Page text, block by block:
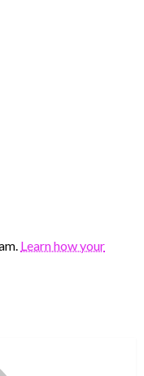
Learn how your